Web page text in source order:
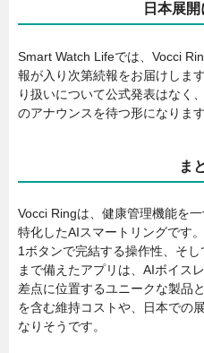
日本展
Smart Watch Lifeでは、Vocci
報が入り次第続報をお届けしま
り扱いについて公式発表はなく
のアナウンスを待つ形になります
ま
Vocci Ringは、健康管理機能を
特化したAIスマートリングです
1ボタンで完結する操作性、そ
まで備えたアプリは、AIボイス
差点に位置するユニークな製品
を含む維持コストや、日本での
なりそうです。